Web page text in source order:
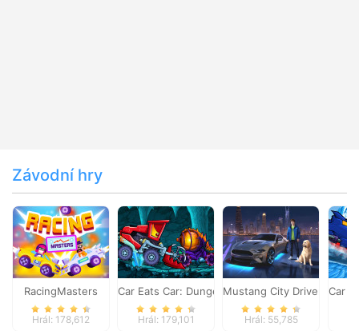
Závodní hry
RacingMasters
Hrál: 178,612
Car Eats Car: Dungeon Adventure
Hrál: 179,101
Mustang City Driver
Hrál: 55,785
Car